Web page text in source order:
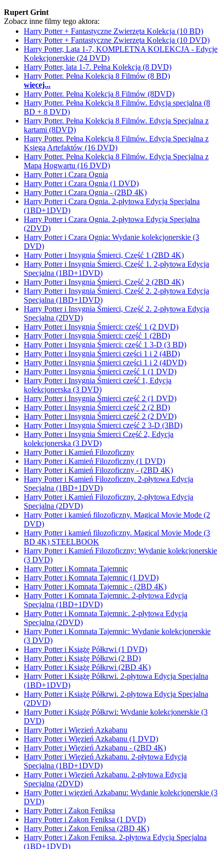
Rupert Grint
Zobacz inne filmy tego aktora:
Harry Potter + Fantastyczne Zwierzęta Kolekcja (10 BD)
Harry Potter + Fantastyczne Zwierzęta Kolekcja (10 DVD)
Harry Potter, Lata 1-7, KOMPLETNA KOLEKCJA - Edycje
Kolekcjonerskie (24 DVD)
Harry Potter, lata 1-7. Pełna Kolekcja (8 DVD)
Harry Potter. Pełna Kolekcja 8 Filmów (8 BD)
więcej...
Harry Potter. Pełna Kolekcja 8 Filmów (8DVD)
Harry Potter. Pełna Kolekcja 8 Filmów. Edycja specjalna (8
BD + 8 DVD)
Harry Potter. Pełna Kolekcja 8 Filmów. Edycja Specjalna z
kartami (8DVD)
Harry Potter. Pełna Kolekcja 8 Filmów. Edycja Specjalna z
Księgą Artefaktów (16 DVD)
Harry Potter. Pełna Kolekcja 8 Filmów. Edycja Specjalna z
Mapą Hogwartu (16 DVD)
Harry Potter i Czara Ognia
Harry Potter i Czara Ognia (1 DVD)
Harry Potter i Czara Ognia - (2BD 4K)
Harry Potter i Czara Ognia. 2-płytowa Edycja Specjalna
(1BD+1DVD)
Harry Potter i Czara Ognia. 2-płytowa Edycja Specjalna
(2DVD)
Harry Potter i Czara Ognia: Wydanie kolekcjonerskie (3
DVD)
Harry Potter i Insygnia Śmierci, Część 1 (2BD 4K)
Harry Potter i Insygnia Śmierci, Część 1. 2-płytowa Edycja
Specjalna (1BD+1DVD)
Harry Potter i Insygnia Śmierci, Część 2 (2BD 4K)
Harry Potter i Insygnia Śmierci, Część 2. 2-płytowa Edycja
Specjalna (1BD+1DVD)
Harry Potter i Insygnia Śmierci, Część 2. 2-płytowa Edycja
Specjalna (2DVD)
Harry Potter i Insygnia Śmierci: część 1 (2 DVD)
Harry Potter i Insygnia Śmierci: część 1 (2BD)
Harry Potter i Insygnia Śmierci: część 1 3-D (3 BD)
Harry Potter i Insygnia Śmierci części 1 i 2 (4BD)
Harry Potter i Insygnia Śmierci części 1 i 2 (4DVD)
Harry Potter i Insygnia Śmierci część 1 (1 DVD)
Harry Potter i Insygnia Śmierci część 1, Edycja
kolekcjonerska (3 DVD)
Harry Potter i Insygnia Śmierci część 2 (1 DVD)
Harry Potter i Insygnia Śmierci część 2 (2 BD)
Harry Potter i Insygnia Śmierci część 2 (2 DVD)
Harry Potter i Insygnia Śmierci część 2 3-D (3BD)
Harry Potter i Insygnia Śmierci Część 2, Edycja
kolekcjonerska (3 DVD)
Harry Potter i Kamień Filozoficzny
Harry Potter i Kamień Filozoficzny (1 DVD)
Harry Potter i Kamień Filozoficzny - (2BD 4K)
Harry Potter i Kamień Filozoficzny. 2-płytowa Edycja
Specjalna (1BD+1DVD)
Harry Potter i Kamień Filozoficzny. 2-płytowa Edycja
Specjalna (2DVD)
Harry Potter i kamień filozoficzny. Magical Movie Mode (2
DVD)
Harry Potter i kamień filozoficzny. Magical Movie Mode (3
BD 4K) STEELBOOK
Harry Potter i Kamień Filozoficzny: Wydanie kolekcjonerskie
(3 DVD)
Harry Potter i Komnata Tajemnic
Harry Potter i Komnata Tajemnic (1 DVD)
Harry Potter i Komnata Tajemnic - (2BD 4K)
Harry Potter i Komnata Tajemnic. 2-płytowa Edycja
Specjalna (1BD+1DVD)
Harry Potter i Komnata Tajemnic. 2-płytowa Edycja
Specjalna (2DVD)
Harry Potter i Komnata Tajemnic: Wydanie kolekcjonerskie
(3 DVD)
Harry Potter i Książę Półkrwi (1 DVD)
Harry Potter i Książę Półkrwi (2 BD)
Harry Potter i Książę Półkrwi (2BD 4K)
Harry Potter i Książę Półkrwi. 2-płytowa Edycja Specjalna
(1BD+1DVD)
Harry Potter i Książę Półkrwi. 2-płytowa Edycja Specjalna
(2DVD)
Harry Potter i Książę Półkrwi: Wydanie kolekcjonerskie (3
DVD)
Harry Potter i Więzień Azkabanu
Harry Potter i Więzień Azkabanu (1 DVD)
Harry Potter i Więzień Azkabanu - (2BD 4K)
Harry Potter i Więzień Azkabanu. 2-płytowa Edycja
Specjalna (1BD+1DVD)
Harry Potter i Więzień Azkabanu. 2-płytowa Edycja
Specjalna (2DVD)
Harry Potter i więzień Azkabanu: Wydanie kolekcjonerskie (3
DVD)
Harry Potter i Zakon Feniksa
Harry Potter i Zakon Feniksa (1 DVD)
Harry Potter i Zakon Feniksa (2BD 4K)
Harry Potter i Zakon Feniksa. 2-płytowa Edycja Specjalna
(1BD+1DVD)